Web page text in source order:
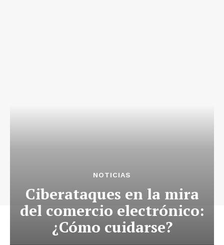
NOTICIAS
Ciberataques en la mira
del comercio electrónico:
¿Cómo cuidarse?